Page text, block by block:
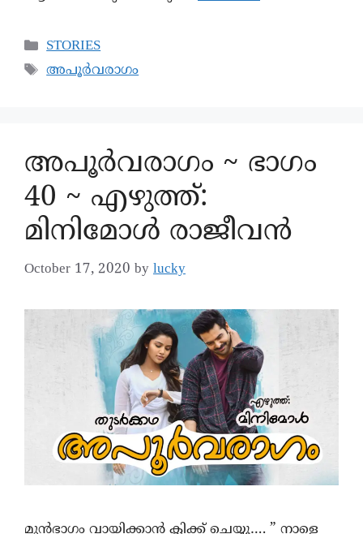
STORIES
അപൂർവരാഗം
അപൂര്‍വരാഗം ~ ഭാഗം
40 ~ എഴുത്ത്:
മിനിമോൾ രാജീവൻ
October 17, 2020 by lucky
മുൻഭാഗം വായിക്കാൻ ക്ലിക്ക് ചെയ്യൂ…. ” നാളെ